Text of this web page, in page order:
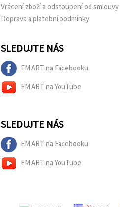
Vrácení zboží a odstoupení od smlouvy
Doprava a platební podmínky
SLEDUJTE NÁS
EM ART na Facebooku
EM ART na YouTube
SLEDUJTE NÁS
EM ART na Facebooku
EM ART na YouTube